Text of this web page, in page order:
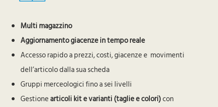
Multi magazzino
Aggiornamento giacenze in tempo reale
Accesso rapido a prezzi, costi, giacenze e movimenti
dell’articolo dalla sua scheda
Gruppi merceologici fino a sei livelli
Gestionearticoli kit e varianti (taglie e colori)con